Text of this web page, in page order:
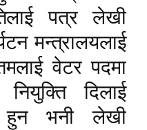
पत्र लेखी
मन्त्रालयलाई
वेटर पदमा
दिलाई
हुन भनी लेखी